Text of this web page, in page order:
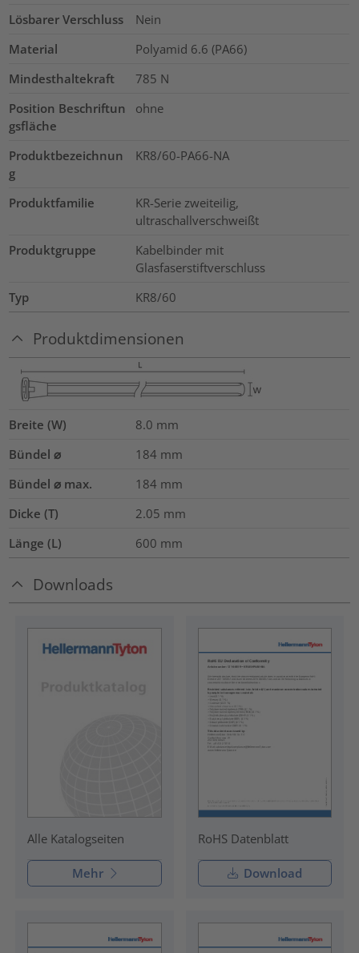
Lösbarer Verschluss
Nein
Material
Polyamid 6.6 (PA66)
Mindesthaltekraft
785 N
Position Beschriftun
gsfläche
ohne
Produktbezeichnun
g
KR8/60-PA66-NA
Produktfamilie
KR-Serie zweiteilig,
ultraschallverschweißt
Produktgruppe
Kabelbinder mit
Glasfaserstiftverschluss
Typ
KR8/60
Produktdimensionen
Breite (W) 8.0 mm
Bündel ⌀
184 mm
Bündel ⌀ max.
184 mm
Dicke (T)
2.05 mm
Länge (L)
600 mm
Downloads
Alle Katalogseiten
Mehr
RoHS Datenblatt
Download